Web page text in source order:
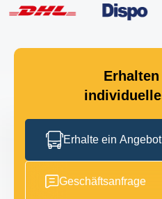
Erhalte ein
Geschäftsanfrage